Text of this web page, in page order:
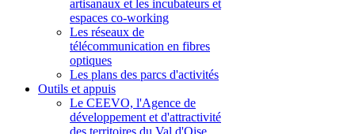
artisanaux et les incubateurs et
espaces co-working
Les réseaux de
télécommunication en fibres
optiques
Les plans des parcs d'activités
Outils et appuis
Le CEEVO, l'Agence de
développement et d'attractivité
des territoires du Val d'Oise